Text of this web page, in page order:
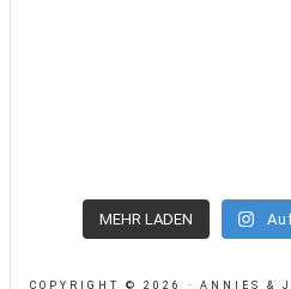
MEHR LADEN
COPYRIGHT © 2026 · ANNIES &